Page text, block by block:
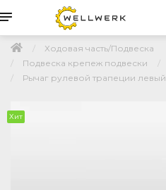
Ходовая часть/Подвеска
Подвеска крепеж подвески
Рычаг рулевой трапеции левый
Хит